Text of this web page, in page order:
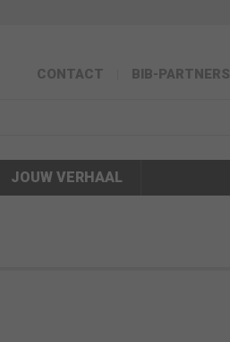
CONTACT BIB-PARTNERS
JOUW VERHAAL